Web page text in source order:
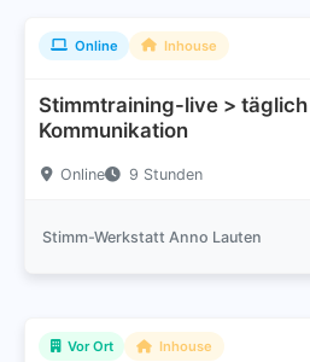
Online Inhouse
Stimmtraining-live >
Kommunikation
Online 9 Stunden
Stimm-Werkstatt Anno Lauten
Vor Ort Inhouse